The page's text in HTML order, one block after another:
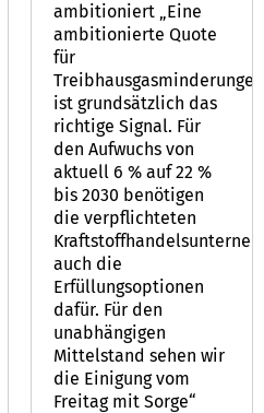
ambitioniert „Eine
ambitionierte Quote
für
Treibhausgasminderungen
ist grundsätzlich das
richtige Signal. Für
den Aufwuchs von
aktuell 6 % auf 22 %
bis 2030 benötigen
die verpflichteten
auch die
Erfüllungsoptionen
dafür. Für den
unabhängigen
Mittelstand sehen wir
die Einigung vom
Freitag mit Sorge“